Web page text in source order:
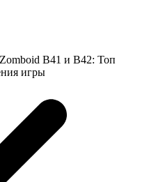
B41 и B42: Топ
игры